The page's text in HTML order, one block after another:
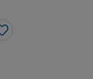
J’aime